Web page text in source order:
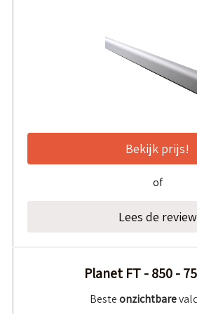
Bekijk prijs!
of
Lees de review
Planet FT - 850 -
Besteonzichtbare